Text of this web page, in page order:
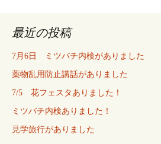
最近の投稿
7月6日 ミツバチ内検がありました
薬物乱用防止講話がありました
7/5 花フェスタありました！
ミツバチ内検ありました！
見学旅行がありました